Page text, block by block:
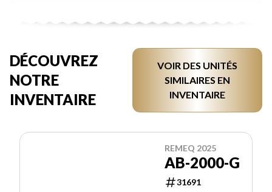
DÉCOUVREZ
NOTRE
INVENTAIRE
VOIR DES UNITÉS
SIMILAIRES EN
INVENTAIRE
REMEQ 2025
AB-2000-G
31691